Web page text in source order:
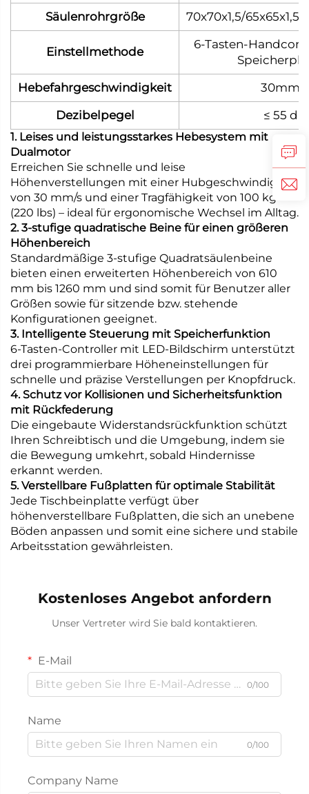
Säulenrohrgröße
70x70x1,5/
Einstellmethode
6-Tasten-
Hebefahrgeschwindigkeit
30mm/s
Dezibelpegel
≤ 55 dB
1. Leises und leistungsstarkes Hebesystem mit
Dualmotor
Erreichen Sie schnelle und leise
Höhenverstellungen mit einer Hubgeschwindigkeit
von 30 mm/s und einer Tragfähigkeit von 100 kg
(220 lbs) – ideal für ergonomische Wechsel im Alltag.
2. 3-stufige quadratische Beine für einen größeren
Höhenbereich
Standardmäßige 3-stufige Quadratsäulenbeine
bieten einen erweiterten Höhenbereich von 610
mm bis 1260 mm und sind somit für Benutzer aller
Größen sowie für sitzende bzw. stehende
Konfigurationen geeignet.
3. Intelligente Steuerung mit Speicherfunktion
6-Tasten-Controller mit LED-Bildschirm unterstützt
drei programmierbare Höheneinstellungen für
schnelle und präzise Verstellungen per Knopfdruck.
4. Schutz vor Kollisionen und Sicherheitsfunktion
mit Rückfederung
Die eingebaute Widerstandsrückfunktion schützt
Ihren Schreibtisch und die Umgebung, indem sie
die Bewegung umkehrt, sobald Hindernisse
erkannt werden.
5. Verstellbare Fußplatten für optimale Stabilität
Jede Tischbeinplatte verfügt über
höhenverstellbare Fußplatten, die sich an unebene
Böden anpassen und somit eine sichere und stabile
Arbeitsstation gewährleisten.
Kostenloses Angebot anfordern
Unser Vertreter wird Sie bald kontaktieren.
E-Mail
0/100
Name
0/100
Company Name